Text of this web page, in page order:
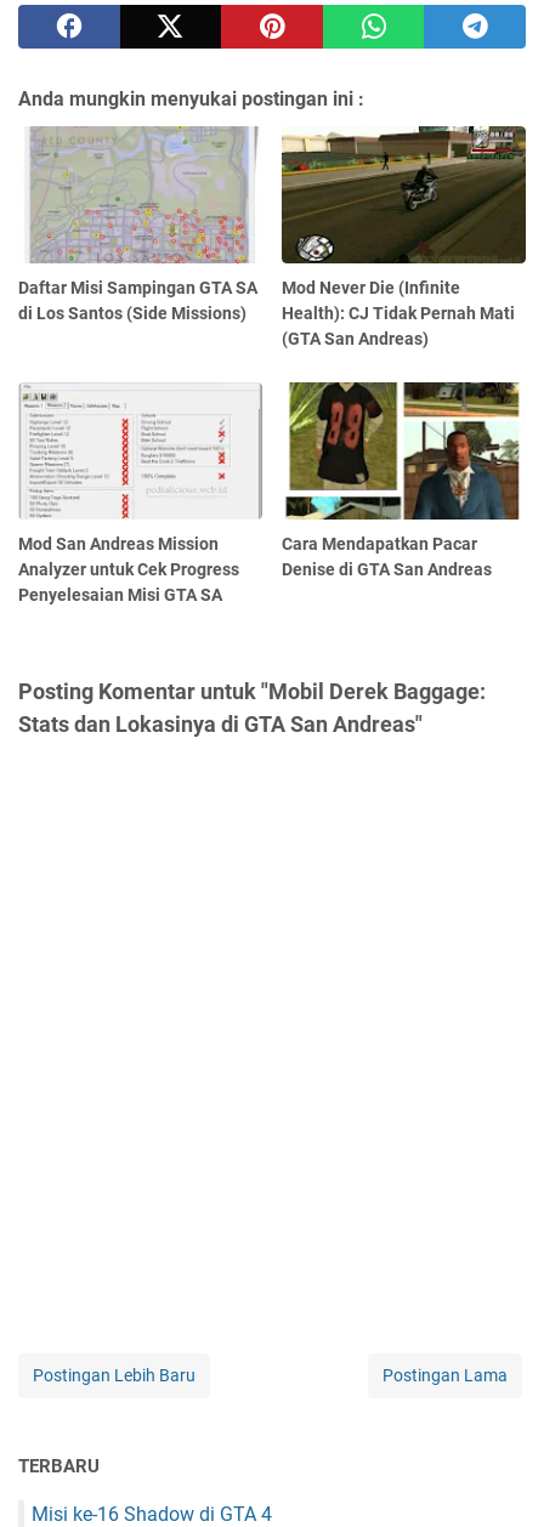
Anda mungkin menyukai postingan ini :
Daftar Misi Sampingan GTA SA
di Los Santos (Side Missions)
Mod Never Die (Infinite
Health): CJ Tidak Pernah Mati
(GTA San Andreas)
Mod San Andreas Mission
Analyzer untuk Cek Progress
Penyelesaian Misi GTA SA
Cara Mendapatkan Pacar
Denise di GTA San Andreas
Posting Komentar untuk "Mobil Derek Baggage:
Stats dan Lokasinya di GTA San Andreas"
Postingan Lebih Baru Postingan Lama
TERBARU
Misi ke-16 Shadow di GTA 4